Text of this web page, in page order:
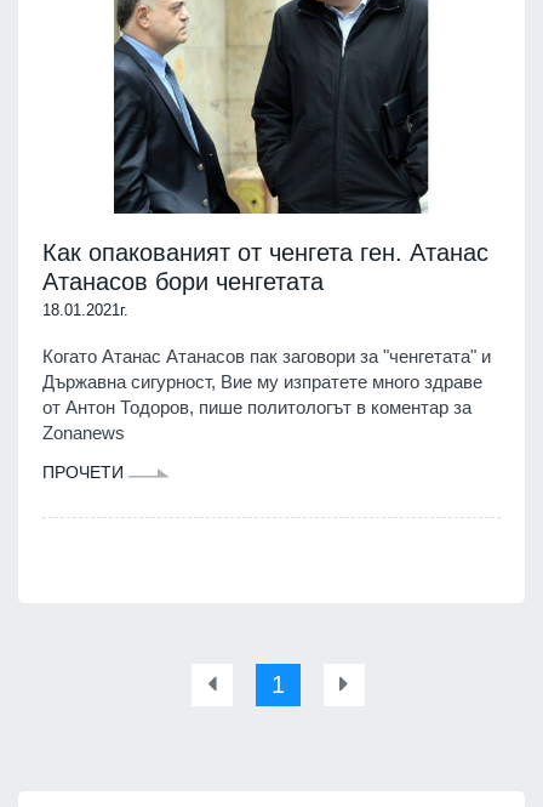
Как опакованият от ченгета ген. Атанас
Атанасов бори ченгетата
18.01.2021г.
Когато Атанас Атанасов пак заговори за "ченгетата" и
Държавна сигурност, Вие му изпратете много здраве
от Антон Тодоров, пише политологът в коментар за
Zonanews
ПРОЧЕТИ
1